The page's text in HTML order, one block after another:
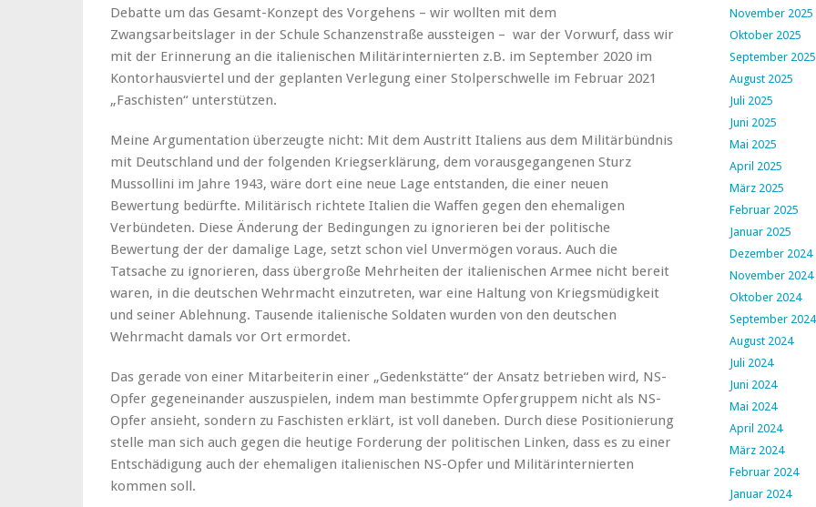
Debatte um das Gesamt-Konzept des Vorgehens – wir wollten mit dem
Zwangsarbeitslager in der Schule Schanzenstraße aussteigen – war der Vorwurf, dass wir
mit der Erinnerung an die italienischen Militärinternierten z.B. im September 2020 im
Kontorhausviertel und der geplanten Verlegung einer Stolperschwelle im Februar 2021
„Faschisten“ unterstützen.
Meine Argumentation überzeugte nicht: Mit dem Austritt Italiens aus dem Militärbündnis
mit Deutschland und der folgenden Kriegserklärung, dem vorausgegangenen Sturz
Mussollini im Jahre 1943, wäre dort eine neue Lage entstanden, die einer neuen
Bewertung bedürfte. Militärisch richtete Italien die Waffen gegen den ehemaligen
Verbündeten. Diese Änderung der Bedingungen zu ignorieren bei der politische
Bewertung der der damalige Lage, setzt schon viel Unvermögen voraus. Auch die
Tatsache zu ignorieren, dass übergroße Mehrheiten der italienischen Armee nicht bereit
waren, in die deutschen Wehrmacht einzutreten, war eine Haltung von Kriegsmüdigkeit
und seiner Ablehnung. Tausende italienische Soldaten wurden von den deutschen
Wehrmacht damals vor Ort ermordet.
Das gerade von einer Mitarbeiterin einer „Gedenkstätte“ der Ansatz betrieben wird, NS-
Opfer gegeneinander auszuspielen, indem man bestimmte Opfergruppem nicht als NS-
Opfer ansieht, sondern zu Faschisten erklärt, ist voll daneben. Durch diese Positionierung
stelle man sich auch gegen die heutige Forderung der politischen Linken, dass es zu einer
Entschädigung auch der ehemaligen italienischen NS-Opfer und Militärinternierten
kommen soll.
November 2025
Oktober 2025
September 2025
August 2025
Juli 2025
Juni 2025
Mai 2025
April 2025
März 2025
Februar 2025
Januar 2025
Dezember 2024
November 2024
Oktober 2024
September 2024
August 2024
Juli 2024
Juni 2024
Mai 2024
April 2024
März 2024
Februar 2024
Januar 2024